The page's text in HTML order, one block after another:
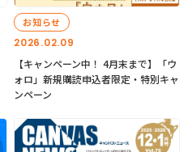
2026.02.09
お知らせ
【キャンペーン中！ 4月末まで】「ウ
ォロ」新規購読申込者限定・特別キャ
ンペーン